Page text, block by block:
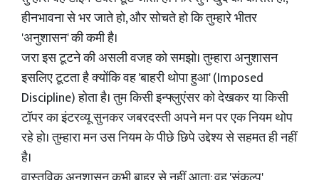
हीनभावना से भर जाते हो, और सोचते हो कि तुम्हारे भीतर
'अनुशासन' की कमी है।
जरा इस टूटने की असली वजह को समझो। तुम्हारा अनुशासन
इसलिए टूटता है क्योंकि वह 'बाहरी थोपा हुआ' (Imposed
Discipline) होता है। तुम किसी इन्फ्लुएंसर को देखकर या किसी
टॉपर का इंटरव्यू सुनकर जबरदस्ती अपने मन पर एक नियम थोप
रहे हो। तुम्हारा मन उस नियम के पीछे छिपे उद्देश्य से सहमत ही नहीं
है।